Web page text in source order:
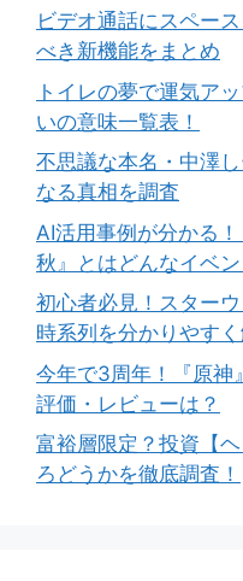
ビデオ通話にスペー
べき新機能をまとめ
トイレの夢で運気ア
いの意味一覧表！
不思議な本名・中澤
なる真相を調査
AI活用事例が分かる
秋』とはどんなイベン
初心者必見！スター
時系列を分かりやす
今年で3周年！『原神
評価・レビューは？
富裕層限定？投資【
ろどうかを徹底調査！